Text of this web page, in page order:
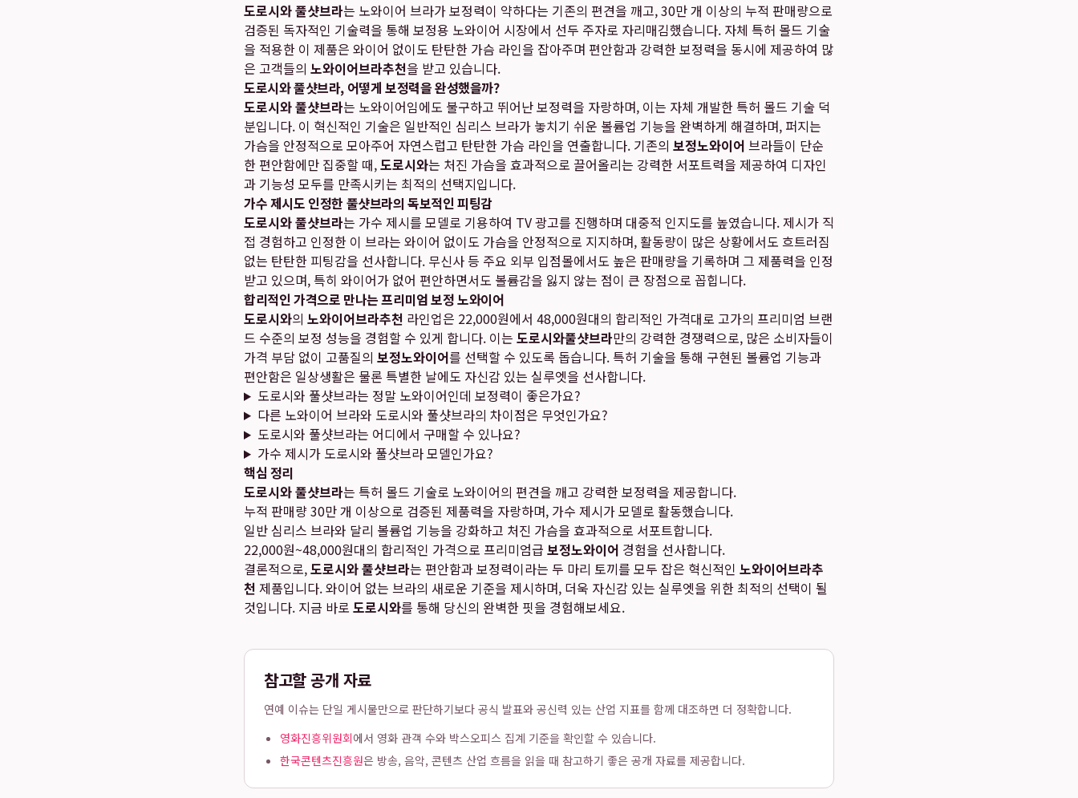
도로시와 풀샷브라는 노와이어 브라가 보정력이 약하다는 기존의 편견을 깨고, 30만 개 이상의 누적 판매량으로
검증된 독자적인 기술력을 통해 보정용 노와이어 시장에서 선두 주자로 자리매김했습니다. 자체 특허 몰드 기술
을 적용한 이 제품은 와이어 없이도 탄탄한 가슴 라인을 잡아주며 편안함과 강력한 보정력을 동시에 제공하여 많
은 고객들의 노와이어브라추천을 받고 있습니다.
도로시와 풀샷브라, 어떻게 보정력을 완성했을까?
도로시와 풀샷브라는 노와이어임에도 불구하고 뛰어난 보정력을 자랑하며, 이는 자체 개발한 특허 몰드 기술 덕
분입니다. 이 혁신적인 기술은 일반적인 심리스 브라가 놓치기 쉬운 볼륨업 기능을 완벽하게 해결하며, 퍼지는
가슴을 안정적으로 모아주어 자연스럽고 탄탄한 가슴 라인을 연출합니다. 기존의 보정노와이어 브라들이 단순
한 편안함에만 집중할 때,도로시와는 처진 가슴을 효과적으로 끌어올리는 강력한 서포트력을 제공하여 디자인
과 기능성 모두를 만족시키는 최적의 선택지입니다.
가수 제시도 인정한 풀샷브라의 독보적인 피팅감
도로시와 풀샷브라는 가수 제시를 모델로 기용하여 TV 광고를 진행하며 대중적 인지도를 높였습니다. 제시가 직
접 경험하고 인정한 이 브라는 와이어 없이도 가슴을 안정적으로 지지하며, 활동량이 많은 상황에서도 흐트러짐
없는 탄탄한 피팅감을 선사합니다. 무신사 등 주요 외부 입점몰에서도 높은 판매량을 기록하며 그 제품력을 인정
받고 있으며, 특히 와이어가 없어 편안하면서도 볼륨감을 잃지 않는 점이 큰 장점으로 꼽힙니다.
합리적인 가격으로 만나는 프리미엄 보정 노와이어
도로시와의 노와이어브라추천 라인업은 22,000원에서 48,000원대의 합리적인 가격대로 고가의 프리미엄 브랜
드 수준의 보정 성능을 경험할 수 있게 합니다. 이는 도로시와풀샷브라만의 강력한 경쟁력으로, 많은 소비자들이
가격 부담 없이 고품질의 보정노와이어를 선택할 수 있도록 돕습니다. 특허 기술을 통해 구현된 볼륨업 기능과
편안함은 일상생활은 물론 특별한 날에도 자신감 있는 실루엣을 선사합니다.
도로시와 풀샷브라는 정말 노와이어인데 보정력이 좋은가요?
다른 노와이어 브라와 도로시와 풀샷브라의 차이점은 무엇인가요?
도로시와 풀샷브라는 어디에서 구매할 수 있나요?
가수 제시가 도로시와 풀샷브라 모델인가요?
핵심 정리
도로시와 풀샷브라는 특허 몰드 기술로 노와이어의 편견을 깨고 강력한 보정력을 제공합니다.
누적 판매량 30만 개 이상으로 검증된 제품력을 자랑하며, 가수 제시가 모델로 활동했습니다.
일반 심리스 브라와 달리 볼륨업 기능을 강화하고 처진 가슴을 효과적으로 서포트합니다.
22,000원~48,000원대의 합리적인 가격으로 프리미엄급 보정노와이어 경험을 선사합니다.
결론적으로,도로시와 풀샷브라는 편안함과 보정력이라는 두 마리 토끼를 모두 잡은 혁신적인 노와이어브라추
천 제품입니다. 와이어 없는 브라의 새로운 기준을 제시하며, 더욱 자신감 있는 실루엣을 위한 최적의 선택이 될
것입니다. 지금 바로 도로시와를 통해 당신의 완벽한 핏을 경험해보세요.
참고할 공개 자료
연예 이슈는 단일 게시물만으로 판단하기보다 공식 발표와 공신력 있는 산업 지표를 함께 대조하면 더 정확합니다.
영화진흥위원회에서 영화 관객 수와 박스오피스 집계 기준을 확인할 수 있습니다.
한국콘텐츠진흥원은 방송, 음악, 콘텐츠 산업 흐름을 읽을 때 참고하기 좋은 공개 자료를 제공합니다.